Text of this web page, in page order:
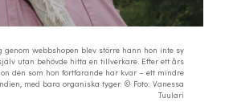
webbshopen blev större hann hon inte sy
utan behövde hitta en tillverkare. Efter ett års
den som hon fortfarande har kvar – ett mindre
med bara organiska tyger. © Foto: Vanessa
Tuulari